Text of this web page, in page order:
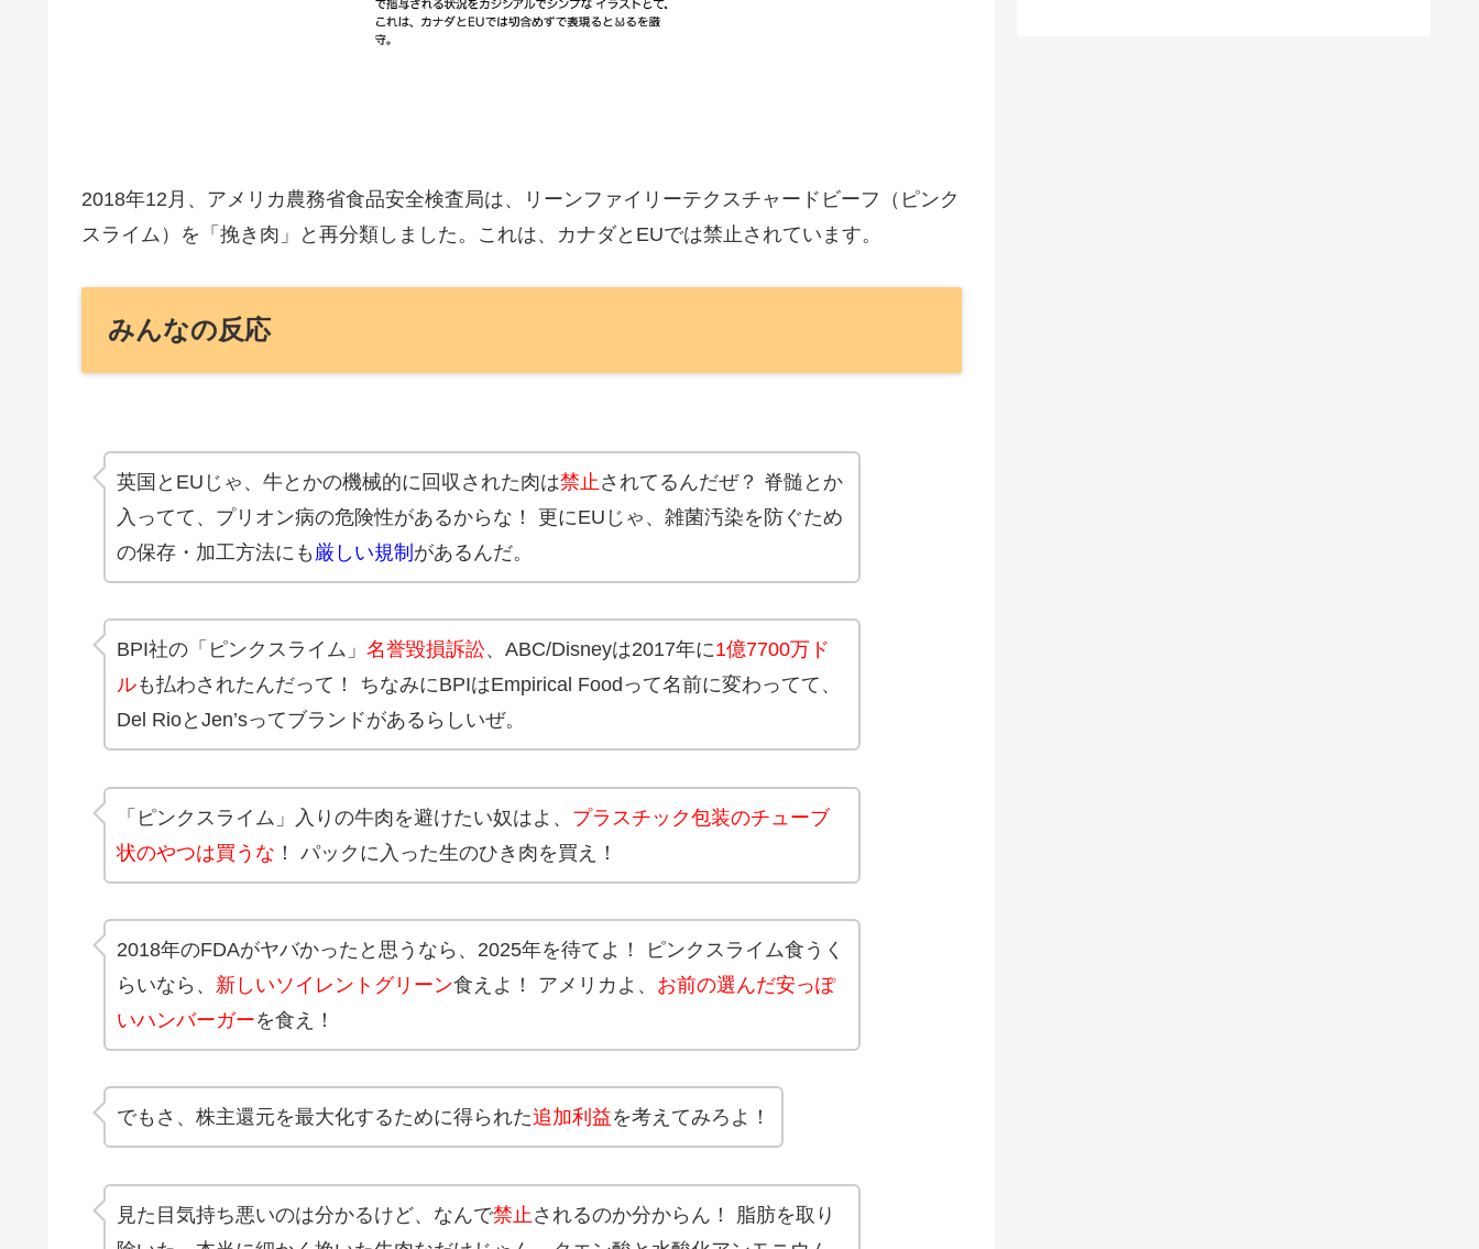
2018年12月、アメリカ農務省食品安全検査局は、リーンファイリーテクスチャードビーフ（ピンク
スライム）を「挽き肉」と再分類しました。これは、カナダとEUでは禁止されています。
みんなの反応
英国とEUじゃ、牛とかの機械的に回収された肉は禁止 されてるんだぜ？ 脊髄とか
入ってて、プリオン病の危険性があるからな！ 更にEUじゃ、雑菌汚染を防ぐため
の保存・加工方法にも 厳しい規制 があるんだ。
BPI社の「ピンクスライム」 名誉毀損訴訟、ABC/Disneyは2017年に1億7700万ド
ルも払わされたんだって！ ちなみにBPIはEmpirical Foodって名前に変わってて、
Del RioとJen’sってブランドがあるらしいぜ。
「ピンクスライム」入りの牛肉を避けたい奴はよ、 プラスチック包装のチューブ
状のやつは買うな ！ パックに入った生のひき肉を買え！
2018年のFDAがヤバかったと思うなら、2025年を待てよ！ ピンクスライム食うく
らいなら、 新しいソイレントグリーン食えよ！ アメリカよ、 お前の選んだ安っぽ
いハンバーガーを食え！
でもさ、株主還元を最大化するために得られた追加利益を考えてみろよ！
見た目気持ち悪いのは分かるけど、なんで禁止 されるのか分からん！ 脂肪を取り